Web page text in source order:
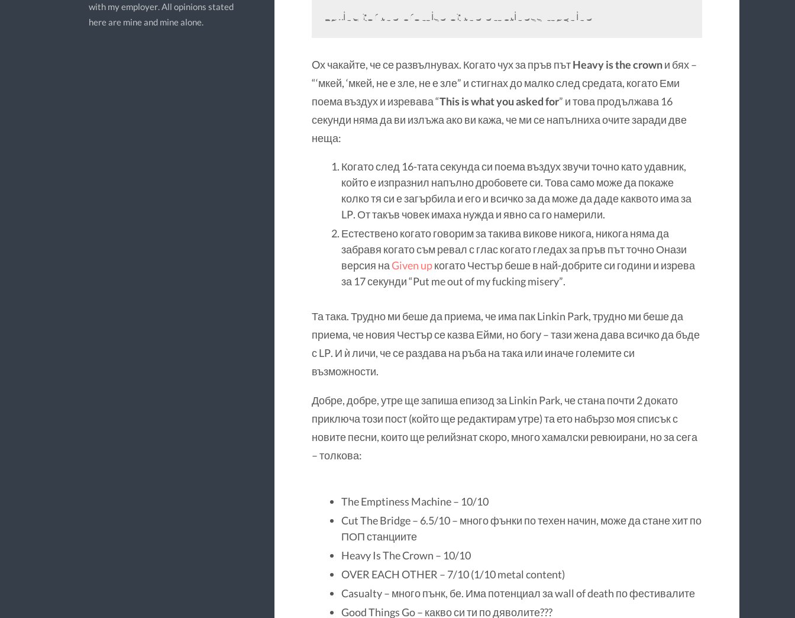
with my employer. All opinions stated
here are mine and mine alone.
Falling for the promise of the emptiness machine
Oх чакайте, че се развълнувах. Когато чух за пръв пътHeavy is the crownи бях –
“‘мкей, ‘мкей, не е зле, не е зле” и стигнах до малко след средата, когато Еми
поема въздух и изревава “This is what you asked for” и това продължава 16
секунди няма да ви излъжа ако ви кажа, че ми се напълниха очите заради две
неща:
Когато след 16-тата секунда си поема въздух звучи точно като удавник,
който е изпразнил напълно дробовете си. Това само може да покаже
колко тя си е загърбила и его и всичко за да може да даде каквото има за
LP. От такъв човек имаха нужда и явно са го намерили.
Естествено когато говорим за такива викове никога, никога няма да
забравя когато съм ревал с глас когато гледах за пръв път точно Онази
версия наGiven upкогато Честър беше в най-добрите си години и изрева
за 17 секунди “Put me out of my fucking misery”.
Та така. Трудно ми беше да приема, че има пак Linkin Park, трудно ми беше да
приема, че новия Честър се казва Ейми, но богу – тази жена дава всичко да бъде
с LP. И ѝ личи, че се раздава на ръба на така или иначе големите си
възможности.
Добре, добре, утре ще запиша епизод за Linkin Park, че стана почти 2 докато
приключа този пост (който ще редактирам утре) та ето набързо моя списък с
новите песни, които ще релийзнат скоро, много хамалски ревюирани, но за сега
– толкова:
The Emptiness Machine – 10/10
Cut The Bridge – 6.5/10 – много фънки по техен начин, може да стане хит по
ПОП станциите
Heavy Is The Crown – 10/10
OVER EACH OTHER – 7/10 (1/10 metal content)
Casualty – много пънк, бе. Има потенциал за wall of death по фестивалите
Good Things Go – какво си ти по дяволите???